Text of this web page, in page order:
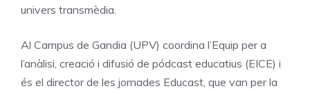
univers transmèdia.
Al Campus de Gandia (UPV) coordina l’Equip per a
l’anàlisi, creació i difusió de pódcast educatius (EICE) i
és el director de les jornades Educast, que van per la